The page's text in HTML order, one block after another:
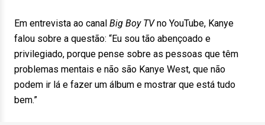
Em entrevista ao canal Big Boy TVno YouTube, Kanye
falou sobre a questão: “Eu sou tão abençoado e
privilegiado, porque pense sobre as pessoas que têm
problemas mentais e não são Kanye West, que não
podem ir lá e fazer um álbum e mostrar que está tudo
bem.”